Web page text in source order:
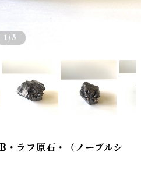
1 /5
・ラフ原石・（ノーブルシ